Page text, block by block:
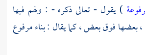
) يقول - تعالى ذكره - : ولهم فيها
بعضها فوق بعض ، كما يقال : بناء مرفوع